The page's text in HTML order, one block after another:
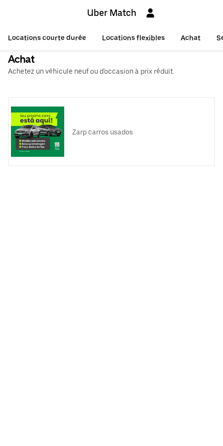
Uber Match
Locations courte durée Locations flexibles Achat
Achat
Achetez un véhicule neuf ou d'occasion à prix réduit.
Zarp carros usados